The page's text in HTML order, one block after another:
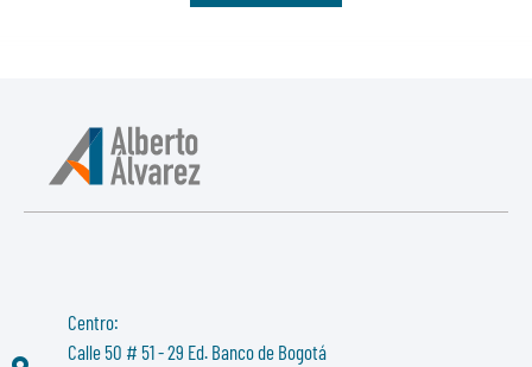
Centro:
Calle 50 # 51 - 29 Ed. Banco de Bogotá